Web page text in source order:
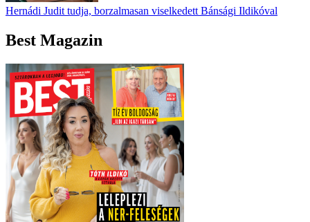
Hernádi Judit tudja, borzalmasan viselkedett Bánsági Ildikóval
Best Magazin